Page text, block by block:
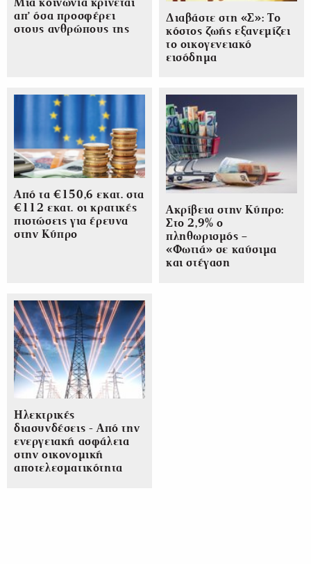
Μια κοινωνία κρίνεται
απ’ όσα προσφέρει
στους ανθρώπους της
Διαβάστε στη «Σ»: Το
κόστος ζωής εξανεμίζει
το οικογενειακό
εισόδημα
Από τα €150,6 εκατ. στα
€112 εκατ. οι κρατικές
πιστώσεις για έρευνα
στην Κύπρο
Ακρίβεια στην Κύπρο:
Στο 2,9% ο
πληθωρισμός –
«Φωτιά» σε καύσιμα
και στέγαση
Ηλεκτρικές
διασυνδέσεις - Από την
ενεργειακή ασφάλεια
στην οικονομική
αποτελεσματικότητα